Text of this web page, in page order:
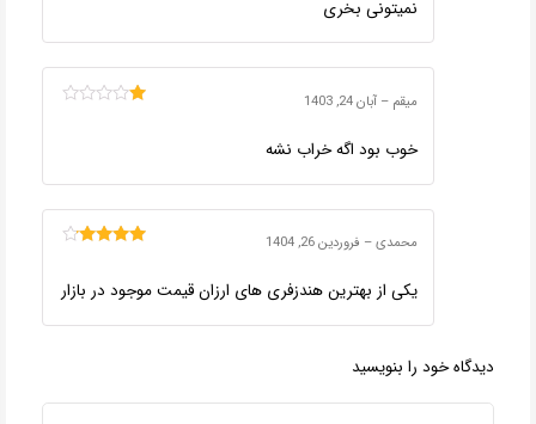
نمیتونی بخری
میقم– آبان 24, 1403
خوب بود اگه خراب نشه
محمدی– فروردین 26, 1404
یکی از بهترین هندزفری های ارزان قیمت موجود در بازار
دیدگاه خود را بنویسید